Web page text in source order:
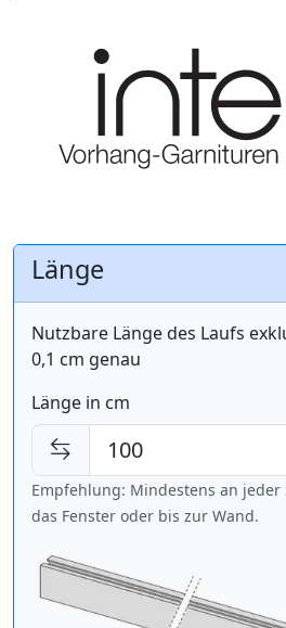
Länge
Nutzbare Länge des Laufs
0,1 cm genau
Länge in cm
Empfehlung: Mindestens an jeder
das Fenster oder bis zur Wand.